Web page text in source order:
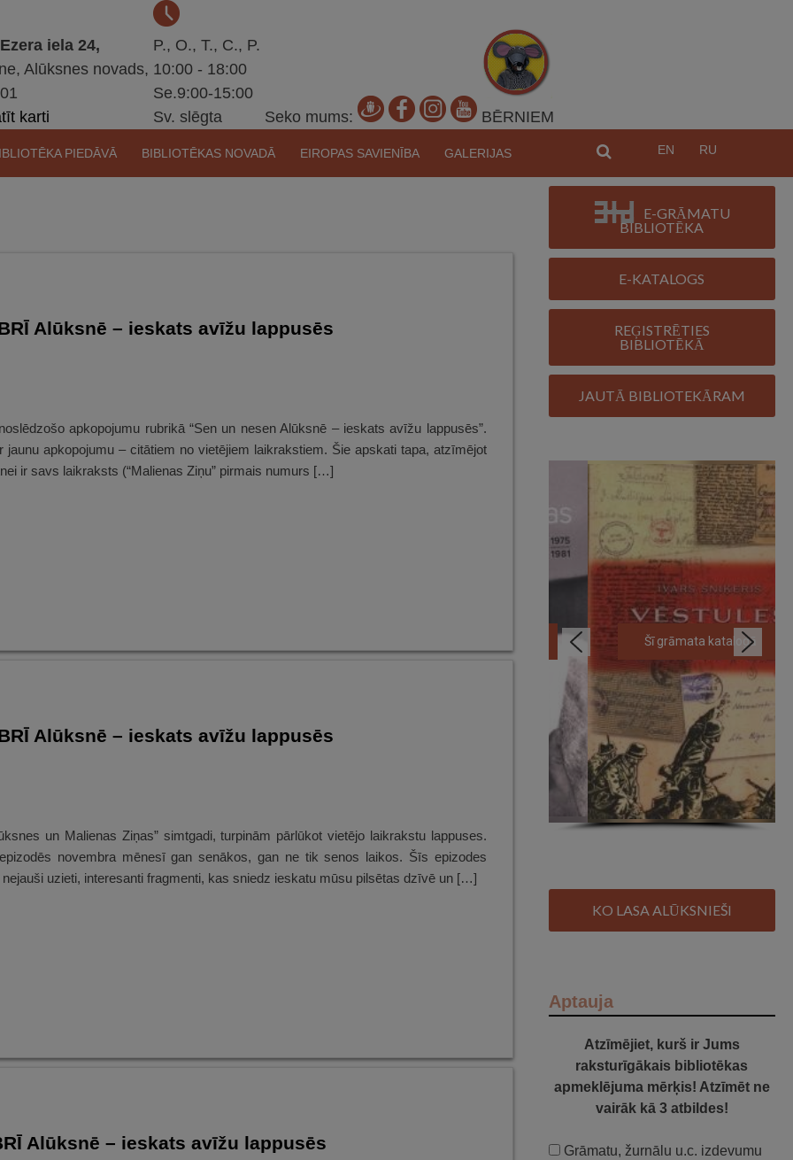
iela 24,
Alūksnes novads,
karti
P., O., T., C., P.
10:00 - 18:00
Se.9:00-15:00
Sv. slēgta
Seko mums:
BĒRNIEM
EN RU
PIEDĀVĀ BIBLIOTĒKAS NOVADĀ EIROPAS SAVIENĪBA GALERIJAS
Alūksnē – ieskats avīžu lappusēs
apkopojumu rubrikā “Sen un nesen Alūksnē – ieskats avīžu lappusēs”.
apkopojumu – citātiem no vietējiem laikrakstiem. Šie apskati tapa, atzīmējot
ir savs laikraksts (“Malienas Ziņu” pirmais numurs […]
Alūksnē – ieskats avīžu lappusēs
un Malienas Ziņas” simtgadi, turpinām pārlūkot vietējo laikrakstu lappuses.
novembra mēnesī gan senākos, gan ne tik senos laikos. Šīs epizodes
uzieti, interesanti fragmenti, kas sniedz ieskatu mūsu pilsētas dzīvē un […]
Alūksnē – ieskats avīžu lappusēs
E-GRĀMATU
BIBLIOTĒKA
E-KATALOGS
REĢISTRĒTIES
BIBLIOTĒKĀ
JAUTĀ BIBLIOTEKĀRAM
Šī grāmata katalogā
KO LASA ALŪKSNIEŠI
Aptauja
Atzīmējiet, kurš ir Jums
raksturīgākais bibliotēkas
apmeklējuma mērķis! Atzīmēt ne
vairāk kā 3 atbildes!
Grāmatu, žurnālu u.c. izdevumu